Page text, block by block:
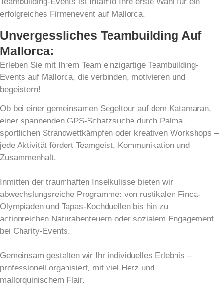
Teambuilding-Events ist Intamio Ihre erste Wahl für ein
erfolgreiches Firmenevent auf Mallorca.
Unvergessliches Teambuilding Auf
Mallorca:
Erleben Sie mit Ihrem Team einzigartige Teambuilding-
Events auf Mallorca, die verbinden, motivieren und
begeistern!
Ob bei einer gemeinsamen Segeltour auf dem Katamaran,
einer spannenden GPS-Schatzsuche durch Palma,
sportlichen Strandwettkämpfen oder kreativen Workshops –
jede Aktivität fördert Teamgeist, Kommunikation und
Zusammenhalt.
Inmitten der traumhaften Inselkulisse bieten wir
abwechslungsreiche Programme: von rustikalen Finca-
Olympiaden und Tapas-Kochduellen bis hin zu
actionreichen Naturabenteuern oder sozialem Engagement
bei Charity-Events.
Gemeinsam gestalten wir Ihr individuelles Erlebnis –
professionell organisiert, mit viel Herz und
mallorquinischem Flair.